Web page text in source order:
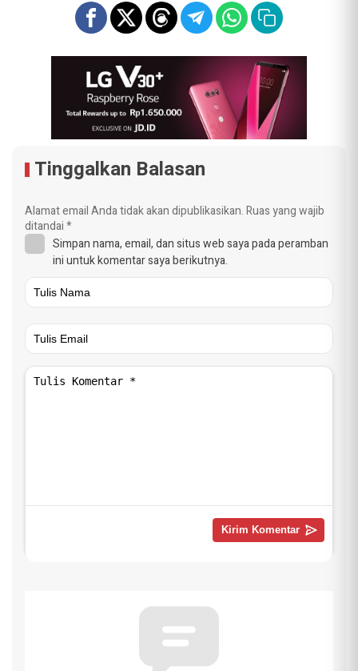
Tinggalkan Balasan
Alamat email Anda tidak akan dipublikasikan.Ruas yang wajib
ditandai*
Simpan nama, email, dan situs web saya pada peramban
ini untuk komentar saya berikutnya.